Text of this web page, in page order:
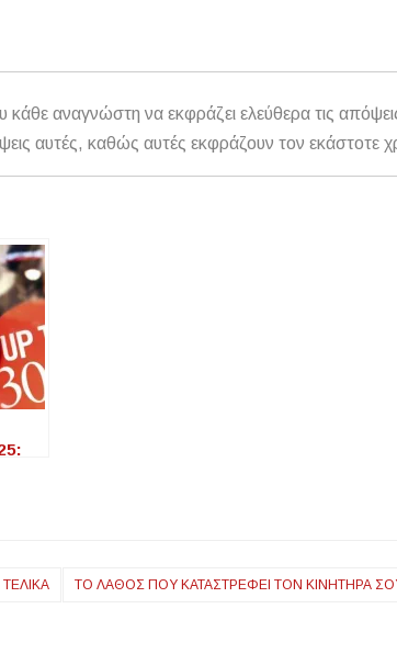
κάθε αναγνώστη να εκφράζει ελεύθερα τις
αυτές, καθώς αυτές εκφράζουν τον
ΤΟ ΛΆΘΟΣ ΠΟΥ ΚΑΤΑΣΤΡΈΦΕΙ ΤΟΝ ΚΙΝΗΤΉΡΑ